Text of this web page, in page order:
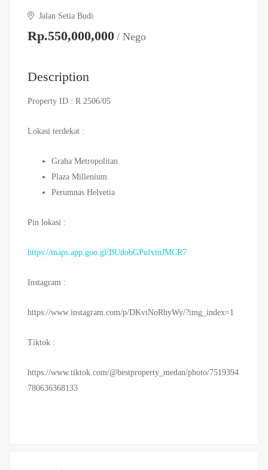
Jalan Setia Budi
Rp.550,000,000 / Nego
Description
Property ID : R 2506/05
Lokasi terdekat :
Graha Metropolitan
Plaza Millenium
Perumnas Helvetia
Pin lokasi :
https://maps.app.goo.gl/BUdobGPufvtnJMCR7
Instagram :
https://www.instagram.com/p/DKviNoRhyWy/?img_index=1
Tiktok :
https://www.tiktok.com/@bestproperty_medan/photo/7519394
780636368133